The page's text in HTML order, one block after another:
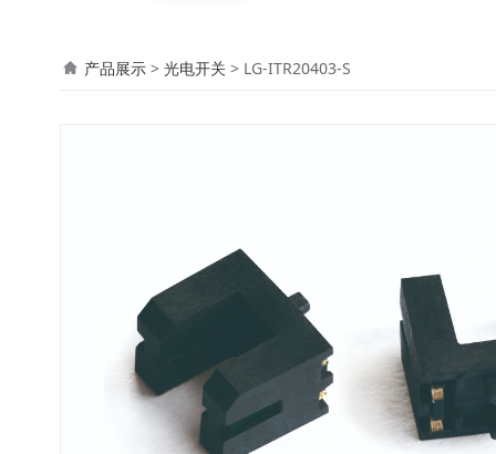
LG-ITR20403-S
产品展示> 光电开关> LG-ITR20403-S